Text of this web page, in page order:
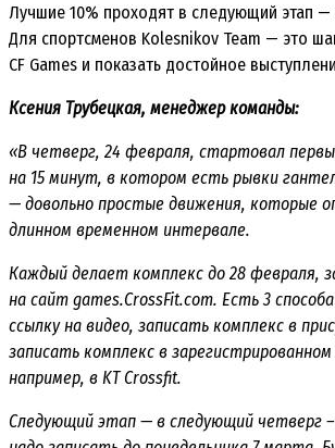
Лучшие 10% проходят в следующий этап
Для спортсменов Kolesnikov Team — это
CF Games и показать достойное
Ксения Трубецкая, менеджер команды:
«В четверг, 24 февраля, стартовал
на 15 минут, в котором есть рывки
— довольно простые движения, которые
длинном временном интервале.
Каждый делает комплекс до 28 февраля,
на сайт games.CrossFit.com. Есть 3
ссылку на видео, записать комплекс в
записать комплекс в
например, в KT Crossfit.
Следующий этап — в следующий четверг